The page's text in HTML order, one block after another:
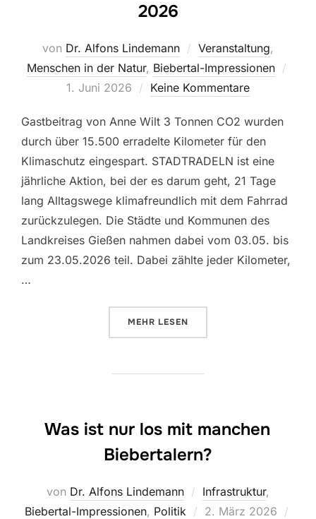
2026
von Dr. Alfons Lindemann Veranstaltung,
Menschen in der Natur, Biebertal-Impressionen
1. Juni 2026 Keine Kommentare
Gastbeitrag von Anne Wilt 3 Tonnen CO2 wurden
durch über 15.500 erradelte Kilometer für den
Klimaschutz eingespart. STADTRADELN ist eine
jährliche Aktion, bei der es darum geht, 21 Tage
lang Alltagswege klimafreundlich mit dem Fahrrad
zurückzulegen. Die Städte und Kommunen des
Landkreises Gießen nahmen dabei vom 03.05. bis
zum 23.05.2026 teil. Dabei zählte jeder Kilometer,
…
MEHR ÜBER „STADTRADELN –
LESEN
Was ist nur los mit manchen
Biebertalern?
von Dr. Alfons Lindemann Infrastruktur,
Biebertal-Impressionen, Politik
Veröffentlicht
2. März 2026